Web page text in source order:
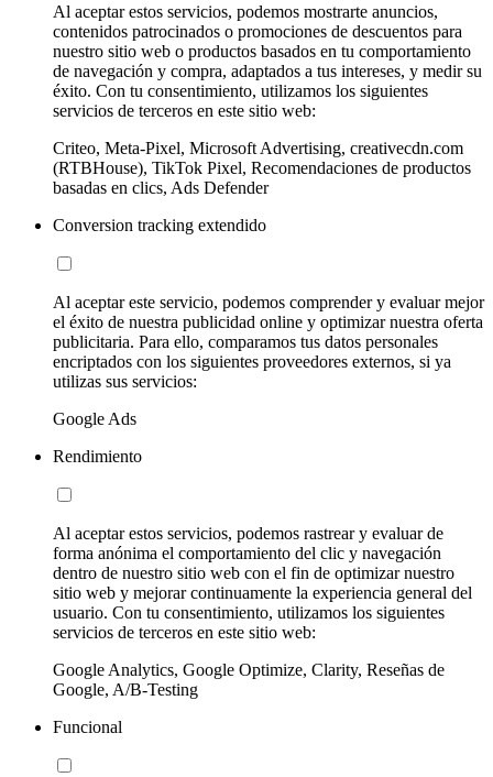
Al aceptar estos servicios, podemos mostrarte anuncios,
contenidos patrocinados o promociones de descuentos para
nuestro sitio web o productos basados en tu comportamiento
de navegación y compra, adaptados a tus intereses, y medir su
éxito. Con tu consentimiento, utilizamos los siguientes
servicios de terceros en este sitio web:
Criteo, Meta-Pixel, Microsoft Advertising, creativecdn.com
(RTBHouse), TikTok Pixel, Recomendaciones de productos
basadas en clics, Ads Defender
Conversion tracking extendido
Al aceptar este servicio, podemos comprender y evaluar mejor
el éxito de nuestra publicidad online y optimizar nuestra oferta
publicitaria. Para ello, comparamos tus datos personales
encriptados con los siguientes proveedores externos, si ya
utilizas sus servicios:
Google Ads
Rendimiento
Al aceptar estos servicios, podemos rastrear y evaluar de
forma anónima el comportamiento del clic y navegación
dentro de nuestro sitio web con el fin de optimizar nuestro
sitio web y mejorar continuamente la experiencia general del
usuario. Con tu consentimiento, utilizamos los siguientes
servicios de terceros en este sitio web:
Google Analytics, Google Optimize, Clarity, Reseñas de
Google, A/B-Testing
Funcional